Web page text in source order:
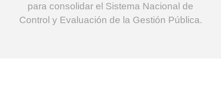
para consolidar el Sistema Nacional de
Control y Evaluación de la Gestión Pública.